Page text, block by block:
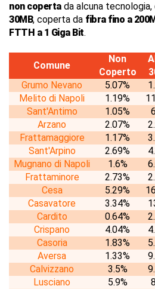
non copertada alcuna tecnologia,
30MB, coperta da fibra fino a
FTTH a 1 Giga Bit.
Comune
Non
Coperto
Grumo Nevano
5.07%
Melito di Napoli
1.19%
Sant'Antimo
1.05%
Arzano
2.07%
Frattamaggiore
1.17%
Sant'Arpino
2.69%
Mugnano di Napoli
1.6%
Frattaminore
2.73%
Cesa
5.29%
Casavatore
3.34%
Cardito
0.64%
Crispano
4.04%
Casoria
1.83%
Aversa
1.33%
Calvizzano
3.5%
Lusciano
5.9%